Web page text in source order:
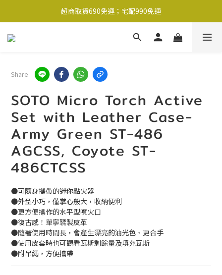
超商取貨690免運；宅配990免運
超商取貨690免運；宅配990免運
Share
SOTO Micro Torch Active
Set with Leather Case-
Army Green ST-486
AGCSS, Coyote ST-
486CTCSS
●可隨身攜帶的迷你點火器
●外型小巧，僅掌心般大，收納便利
●更方便操作的水平型噴火口
●復古感！單寧鞣製皮革
●隨著使用時間長，會產生漂亮的油光色、更合手
●使用皮套時也可觀看瓦斯剩餘量及填充瓦斯
●附吊繩，方便攜帶